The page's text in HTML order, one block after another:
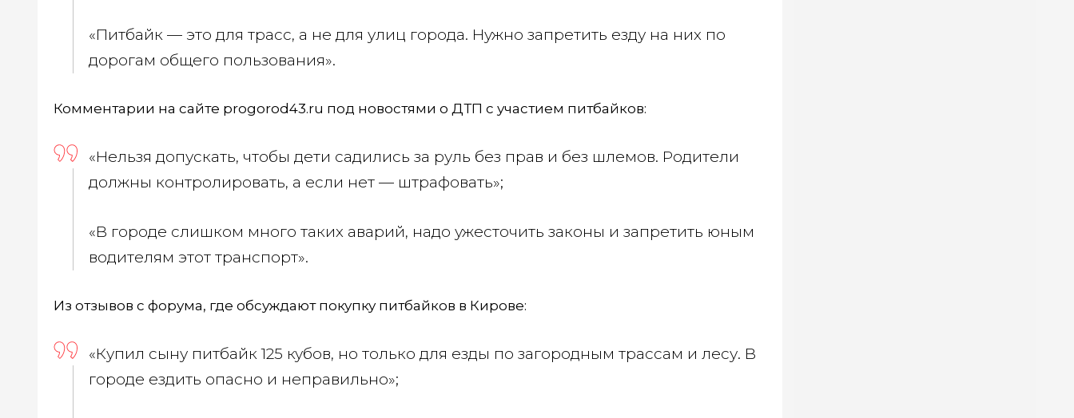
«Питбайк — это для трасс, а не для улиц города. Нужно запретить езду на них по
дорогам общего пользования».
Комментарии на сайте progorod43.ru под новостями о ДТП с участием питбайков:
«Нельзя допускать, чтобы дети садились за руль без прав и без шлемов. Родители
должны контролировать, а если нет — штрафовать»;
«В городе слишком много таких аварий, надо ужесточить законы и запретить юным
водителям этот транспорт».
Из отзывов с форума, где обсуждают покупку питбайков в Кирове:
«Купил сыну питбайк 125 кубов, но только для езды по загородным трассам и лесу. В
городе ездить опасно и неправильно»;